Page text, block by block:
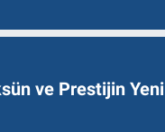
ve Prestijin Yeni